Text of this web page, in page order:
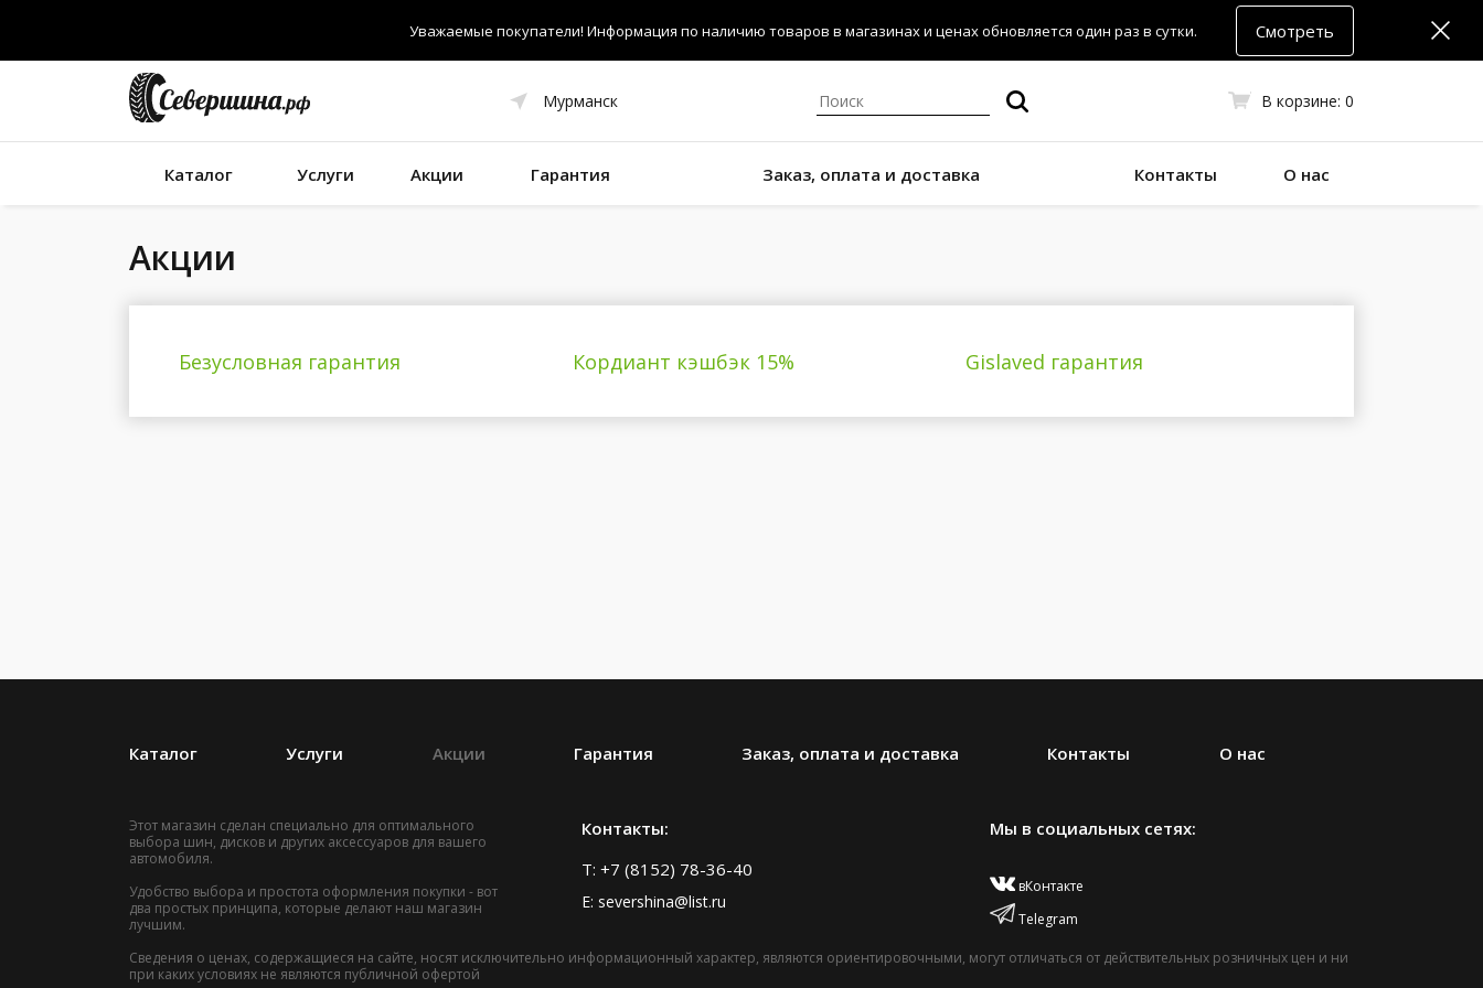
Уважаемые покупатели! Информация по наличию товаров в магазинах и ценах обновляется один раз в сутки. Смотреть
Мурманск В корзине: 0
Каталог Услуги Акции Гарантия Заказ, оплата и доставка Контакты О нас
Акции
Безусловная гарантия Кордиант кэшбэк 15% Gislaved гарантия
Каталог Услуги Акции Гарантия Заказ, оплата и доставка Контакты О нас
Этот магазин сделан специально для оптимального
выбора шин, дисков и других аксессуаров для вашего
автомобиля.
Удобство выбора и простота оформления покупки - вот
два простых принципа, которые делают наш магазин
лучшим.
Контакты:
T: +7 (8152) 78-36-40
E: severshina@list.ru
Мы в социальных сетях:
вКонтакте
Telegram
Сведения о ценах, содержащиеся на сайте, носят исключительно информационный характер, являются ориентировочными, могут отличаться от действительных розничных цен и ни
при каких условиях не являются публичной офертой